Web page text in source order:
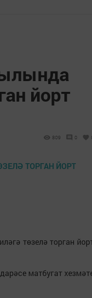
йорт
809 0
төзелә торган
матбугат